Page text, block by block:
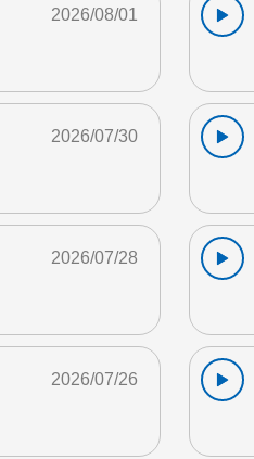
2026/08/01
2026/07/30
2026/07/28
2026/07/26